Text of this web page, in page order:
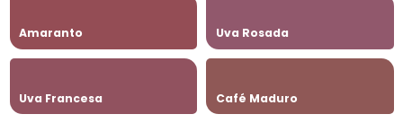
Amaranto Uva Rosada
Uva Francesa Café Maduro